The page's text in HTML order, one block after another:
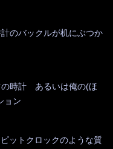
のバックルが机にぶつか
の時計 あるいは俺の(ほ
ョン
ットクロックのような質